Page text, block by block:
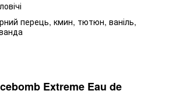
перець, кмин, тютюн, ваніль,
Extreme Eau de